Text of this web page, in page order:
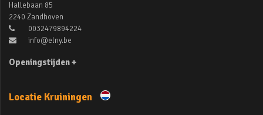
Hallebaan 85
2240 Zandhoven
0032479894224
info@elny.be
Openingstijden +
Locatie Kruiningen